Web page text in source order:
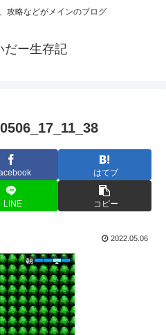
攻略などがメインのブログ
だー生存記
はてブ
LINE コピー
2022.05.06